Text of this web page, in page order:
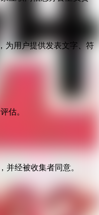
为用户提供发表文字、符
估。
经被收集者同意。